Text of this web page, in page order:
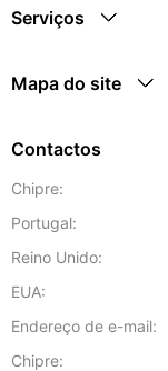
Serviços
Mapa do site
Contactos
Chipre:
Portugal:
Reino Unido:
EUA:
Endereço de e-mail:
Chipre: